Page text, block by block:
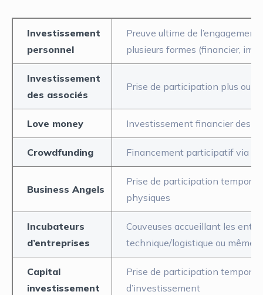
Investissement
personnel
Preuve ultime de
plusieurs formes (financier,
Investissement
des associés
Prise de participation plus ou
Love money Investissement financier des
Crowdfunding Financement participatif via
Business Angels
Prise de participation
physiques
Incubateurs
d’entreprises
Couveuses accueillant les
technique/logistique ou même
Capital
investissement
Prise de participation
d’investissement